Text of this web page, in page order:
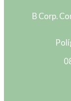
B Corp.